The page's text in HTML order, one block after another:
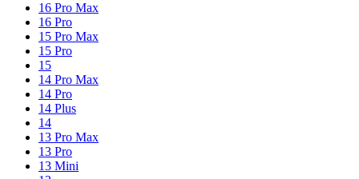
16 Pro Max
16 Pro
15 Pro Max
15 Pro
15
14 Pro Max
14 Pro
14 Plus
14
13 Pro Max
13 Pro
13 Mini